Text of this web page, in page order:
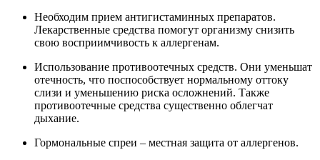
Необходим прием антигистаминных препаратов.
Лекарственные средства помогут организму снизить
свою восприимчивость к аллергенам.
Использование противоотечных средств. Они уменьшат
отечность, что поспособствует нормальному оттоку
слизи и уменьшению риска осложнений. Также
противоотечные средства существенно облегчат
дыхание.
Гормональные спреи – местная защита от аллергенов.